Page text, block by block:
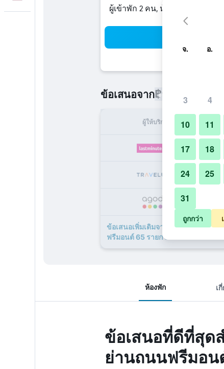
ผู้เข้าพัก 2 คน, ห้องพัก 1 ห้อง
ข้อเสนอจาก฿969 ราคาที่ถูก
ผู้ให้บริการ
ข้อเสนอเพิ่มเติมจาก ซุปเปอร์ 8 บาย
ฟรีมอนต์ 65 รายการ
ห้องพัก เ
ข้อเสนอที่ดีที่สุด
ย่านถนนฟรีมอน
จ. อ.
3 4
10 11
17 18
24 25
31
ถูกกว่า